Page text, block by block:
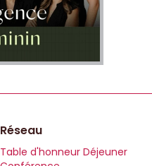
Réseau
Table d'honneur Déjeuner